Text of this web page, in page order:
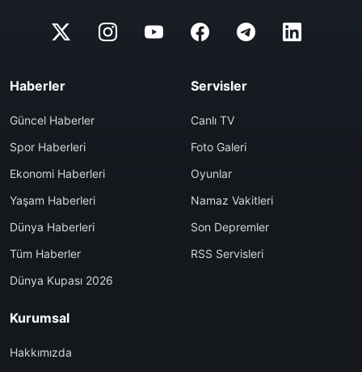
Haberler
Güncel Haberler
Spor Haberleri
Ekonomi Haberleri
Yaşam Haberleri
Dünya Haberleri
Tüm Haberler
Dünya Kupası 2026
Servisler
Canlı TV
Foto Galeri
Oyunlar
Namaz Vakitleri
Son Depremler
RSS Servisleri
Kurumsal
Hakkımızda